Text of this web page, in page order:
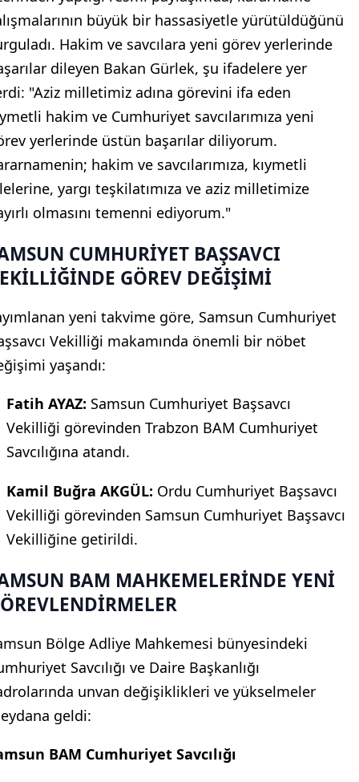
büyük bir hassasiyetle yürütüldüğünü
Hakim ve savcılara yeni görev yerlerinde
dileyen Bakan Gürlek, şu ifadelere yer
"Aziz milletimiz adına görevini ifa eden
hakim ve Cumhuriyet savcılarımıza yeni
yerlerinde üstün başarılar diliyorum.
hakim ve savcılarımıza, kıymetli
yargı teşkilatımıza ve aziz milletimize
olmasını temenni ediyorum."
CUMHURİYET BAŞSAVCI
GÖREV DEĞİŞİMİ
yeni takvime göre, Samsun Cumhuriyet
Vekilliği makamında önemli bir nöbet
yaşandı:
Fatih AYAZ: Samsun Cumhuriyet Başsavcı
Vekilliği görevinden Trabzon BAM Cumhuriyet
Savcılığına atandı.
Kamil Buğra AKGÜL: Ordu Cumhuriyet Başsavcı
Vekilliği görevinden Samsun Cumhuriyet Başsavcı
Vekilliğine getirildi.
BAM MAHKEMELERİNDE YENİ
Bölge Adliye Mahkemesi bünyesindeki
Savcılığı ve Daire Başkanlığı
unvan değişiklikleri ve yükselmeler
geldi:
BAM Cumhuriyet Savcılığı